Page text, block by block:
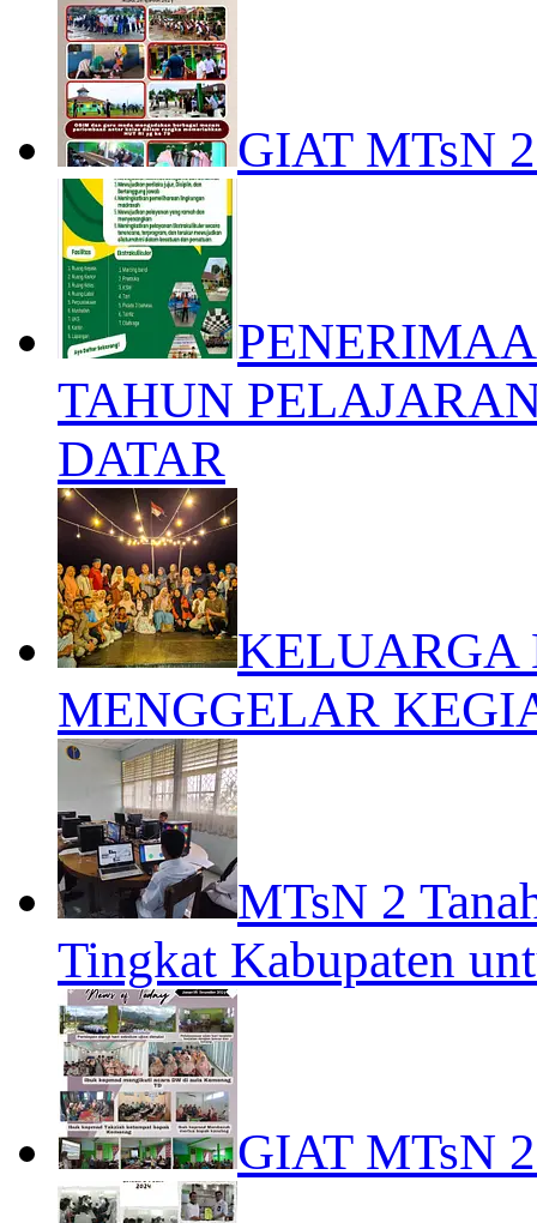
GIAT MTsN
TAHUN
DATAR
KELUARGA
MENGGELAR
MTsN 2
Tingkat Kabupaten
GIAT MTsN